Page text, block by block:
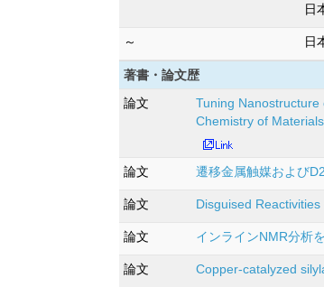
日
～ 日
著書・論文歴
論文
Tuning
Chemistry of
論文 遷移金属触媒および
論文 Disguised
論文 インラインNMR分析
論文 Copper-catalyzed